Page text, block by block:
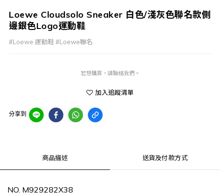
Loewe Cloudsolo Sneaker 白色/淺灰色聯名款側
邊銀色Logo運動鞋
#Loewe 運動鞋 #Loewe聯名
若想購買，請聯絡我們。
加入追蹤清單
分享到
商品描述 送貨及付款方式
NO. M929282X38